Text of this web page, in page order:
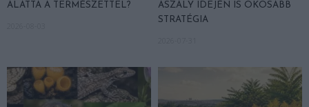
ALATTA A TERMÉSZETTEL?
ASZÁLY IDEJÉN IS OKOSABB
STRATÉGIA